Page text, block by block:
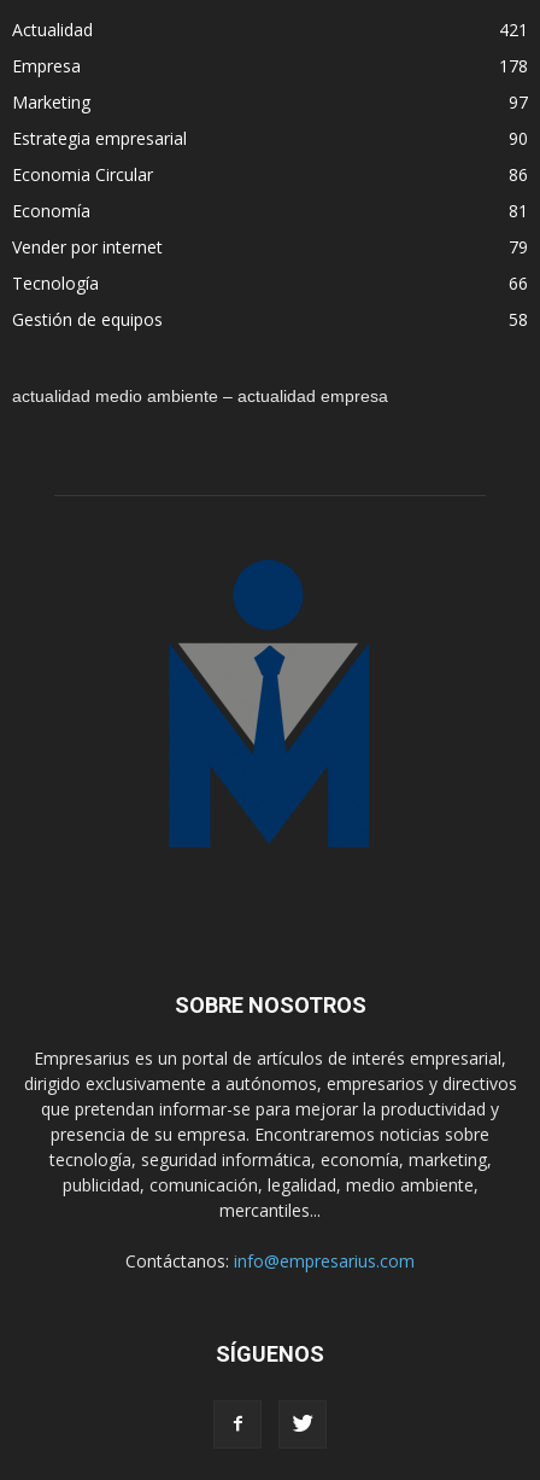
Actualidad
421
Empresa
178
Marketing
97
Estrategia empresarial
90
Economia Circular
86
Economía
81
Vender por internet
79
Tecnología
66
Gestión de equipos
58
actualidad medio ambiente – actualidad empresa
SOBRE NOSOTROS
Empresarius es un portal de artículos de interés empresarial,
dirigido exclusivamente a autónomos, empresarios y directivos
que pretendan informar-se para mejorar la productividad y
presencia de su empresa. Encontraremos noticias sobre
tecnología, seguridad informática, economía, marketing,
publicidad, comunicación, legalidad, medio ambiente,
mercantiles...
Contáctanos: info@empresarius.com
SÍGUENOS